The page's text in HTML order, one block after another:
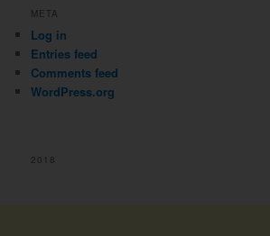
META
Log in
Entries feed
Comments feed
WordPress.org
2018